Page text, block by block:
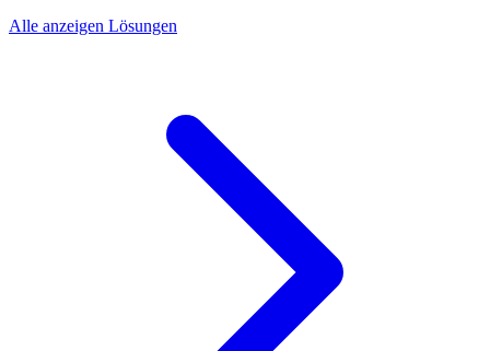
Alle anzeigen Lösungen